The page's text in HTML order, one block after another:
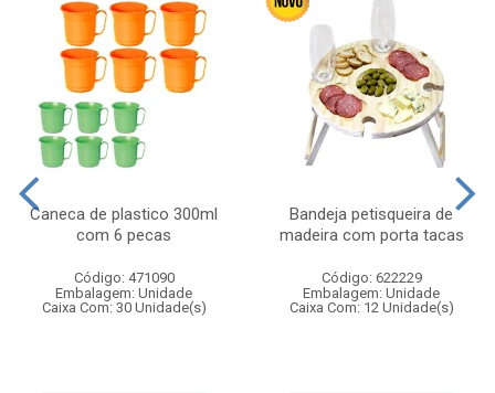
Caneca de plastico 300ml
com 6 pecas
Código: 471090
Embalagem: Unidade
Caixa Com: 30 Unidade(s)
Bandeja petisqueira de
madeira com porta tacas
Código: 622229
Embalagem: Unidade
Caixa Com: 12 Unidade(s)